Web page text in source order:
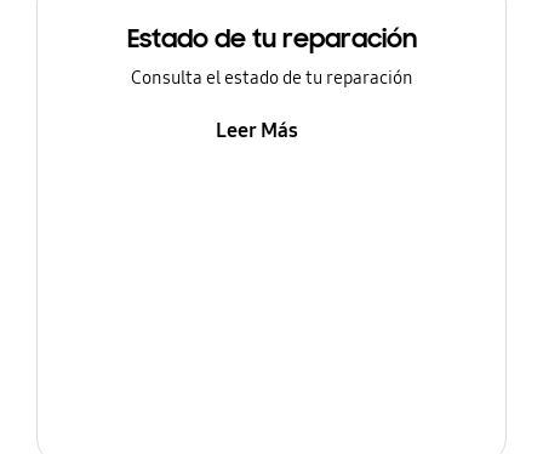
Estado de tu reparación
Consulta el estado de tu reparación
Leer Más